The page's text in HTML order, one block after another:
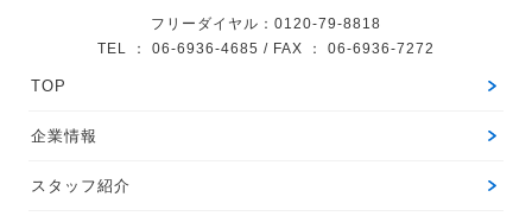
フリーダイヤル：0120-79-8818
TEL ： 06-6936-4685 / FAX ： 06-6936-7272
TOP
企業情報
スタッフ紹介